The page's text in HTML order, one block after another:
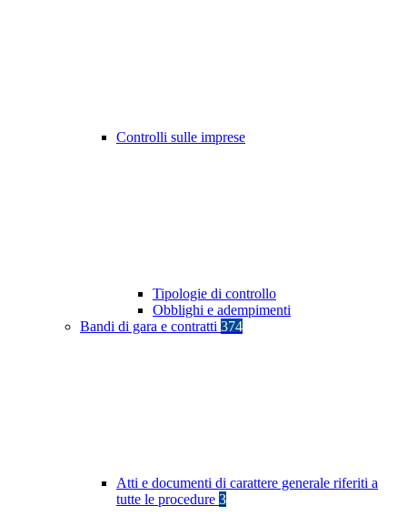
Controlli sulle imprese
Tipologie di controllo
Obblighi e adempimenti
Bandi di gara e contratti 374
Atti e documenti di carattere generale riferiti a
tutte le procedure 3